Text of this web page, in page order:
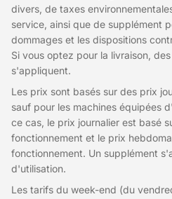
divers, de taxes
service, ainsi que de supplément
dommages et les dispositions
Si vous optez pour la livraison,
s'appliquent.
Les prix sont basés sur des prix
sauf pour les machines équipées
ce cas, le prix journalier est basé
fonctionnement et le prix
fonctionnement. Un supplément
d'utilisation.
Les tarifs du week-end (du